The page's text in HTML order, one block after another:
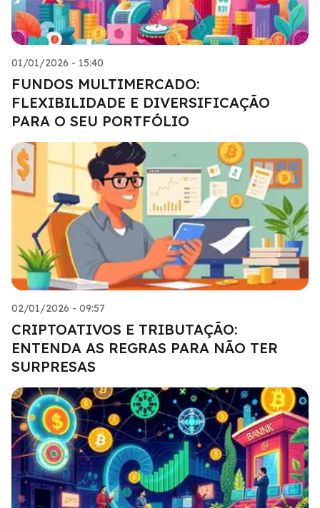
01/01/2026 - 15:40
FUNDOS MULTIMERCADO:
FLEXIBILIDADE E DIVERSIFICAÇÃO
PARA O SEU PORTFÓLIO
02/01/2026 - 09:57
CRIPTOATIVOS E TRIBUTAÇÃO:
ENTENDA AS REGRAS PARA NÃO TER
SURPRESAS